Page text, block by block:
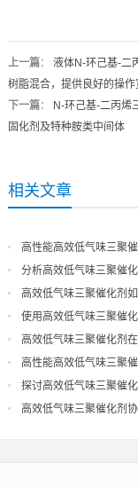
上一篇： 液体N-环己基-二
树脂混合，提供良好的操作
下一篇：
N-环己基-二丙烯
固化剂及特种胺类中间体
相关文章
高性能高效低气味三聚
分析高效低气味三聚催
现
高效低气味三聚催化剂
量
使用高效低气味三聚催
高效低气味三聚催化剂
导
高性能高效低气味三聚
探讨高效低气味三聚催
果
高效低气味三聚催化剂